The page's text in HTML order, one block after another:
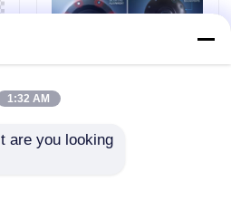
1:32 AM
are you looking